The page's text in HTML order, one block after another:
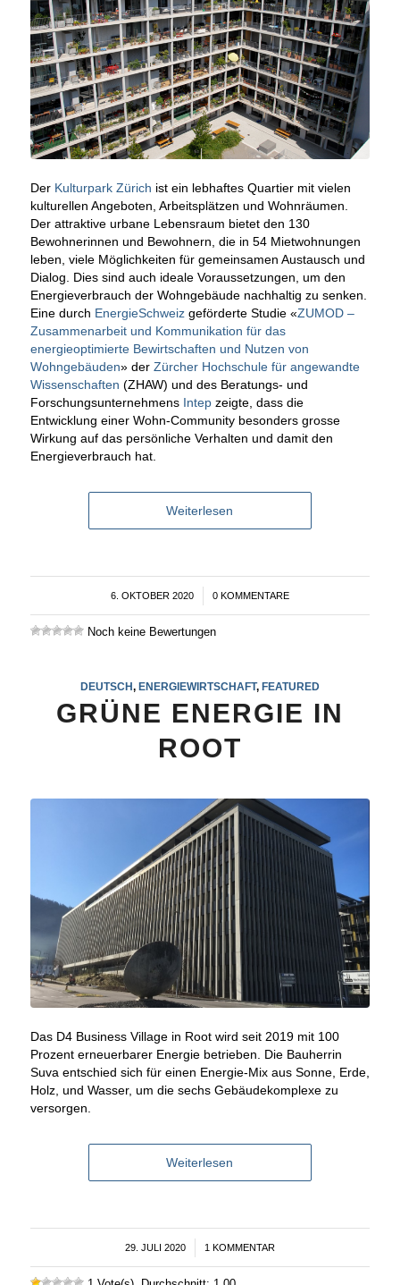
Der Kulturpark Zürich ist ein lebhaftes Quartier mit vielen
kulturellen Angeboten, Arbeitsplätzen und Wohnräumen.
Der attraktive urbane Lebensraum bietet den 130
Bewohnerinnen und Bewohnern, die in 54 Mietwohnungen
leben, viele Möglichkeiten für gemeinsamen Austausch und
Dialog. Dies sind auch ideale Voraussetzungen, um den
Energieverbrauch der Wohngebäude nachhaltig zu senken.
Eine durch EnergieSchweizgeförderte Studie «ZUMOD –
Zusammenarbeit und Kommunikation für das
energieoptimierte Bewirtschaften und Nutzen von
Wohngebäuden» der Zürcher Hochschule für angewandte
Wissenschaften (ZHAW) und des Beratungs- und
Forschungsunternehmens Intepzeigte, dass die
Entwicklung einer Wohn-Community besonders grosse
Wirkung auf das persönliche Verhalten und damit den
Energieverbrauch hat.
Weiterlesen
6. OKTOBER 2020
/ 0 KOMMENTARE
Noch keine Bewertungen
DEUTSCH, ENERGIEWIRTSCHAFT, FEATURED
GRÜNE ENERGIE IN
ROOT
Das D4 Business Village in Root wird seit 2019 mit 100
Prozent erneuerbarer Energie betrieben. Die Bauherrin
Suva entschied sich für einen Energie-Mix aus Sonne, Erde,
Holz, und Wasser, um die sechs Gebäudekomplexe zu
versorgen.
Weiterlesen
29. JULI 2020 1 KOMMENTAR